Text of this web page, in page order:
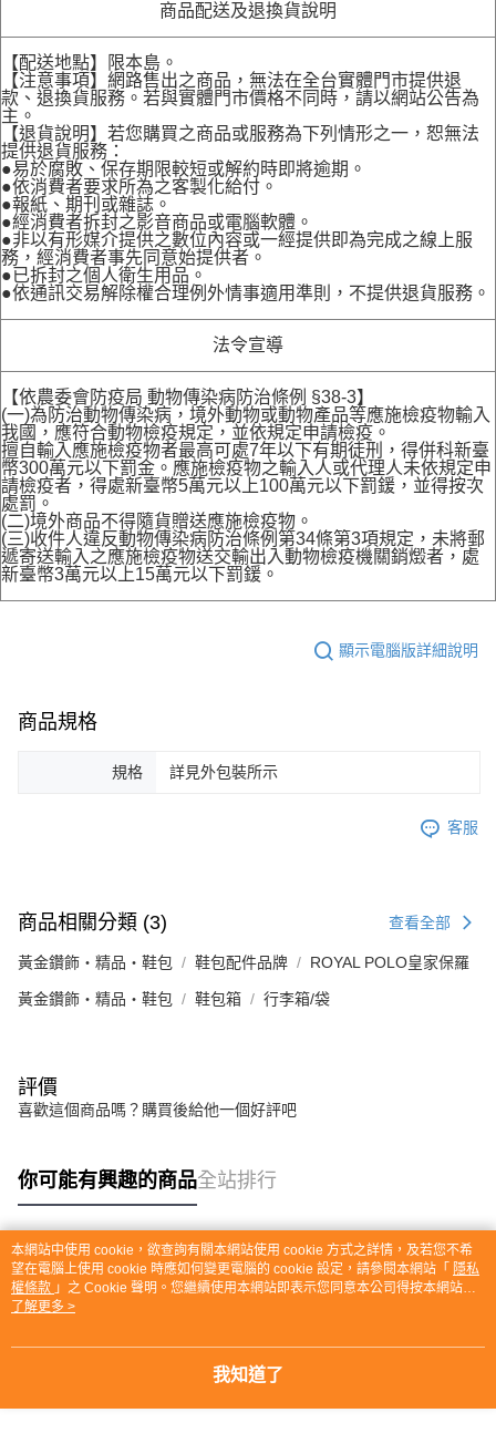
商品配送及退換貨說明
【配送地點】限本島。
【注意事項】網路售出之商品，無法在全台實體門市提供退
款、退換貨服務。若與實體門市價格不同時，請以網站公告為
主。
【退貨說明】若您購買之商品或服務為下列情形之一，恕無法
提供退貨服務：
●易於腐敗、保存期限較短或解約時即將逾期。
●依消費者要求所為之客製化給付。
●報紙、期刊或雜誌。
●經消費者拆封之影音商品或電腦軟體。
●非以有形媒介提供之數位內容或一經提供即為完成之線上服
務，經消費者事先同意始提供者。
●已拆封之個人衛生用品。
●依通訊交易解除權合理例外情事適用準則，不提供退貨服務。
法令宣導
【依農委會防疫局 動物傳染病防治條例 §38-3】
(一)為防治動物傳染病，境外動物或動物產品等應施檢疫物輸入
我國，應符合動物檢疫規定，並依規定申請檢疫。
擅自輸入應施檢疫物者最高可處7年以下有期徒刑，得併科新臺
幣300萬元以下罰金。應施檢疫物之輸入人或代理人未依規定申
請檢疫者，得處新臺幣5萬元以上100萬元以下罰鍰，並得按次
處罰。
(二)境外商品不得隨貨贈送應施檢疫物。
(三)收件人違反動物傳染病防治條例第34條第3項規定，未將郵
遞寄送輸入之應施檢疫物送交輸出入動物檢疫機關銷燬者，處
新臺幣3萬元以上15萬元以下罰鍰。
顯示電腦版詳細說明
商品規格
規格 詳見外包裝所示
客服
商品相關分類 (3) 查看全部
黃金鑽飾・精品・鞋包 鞋包配件品牌 ROYAL POLO皇家保羅
黃金鑽飾・精品・鞋包 鞋包箱 行李箱/袋
評價
喜歡這個商品嗎？購買後給他一個好評吧
你可能有興趣的商品全站排行
熱門標籤
本網站中使用 cookie，欲查詢有關本網站使用 cookie 方式之詳情，及若您不希
望在電腦上使用 cookie 時應如何變更電腦的 cookie 設定，請參閱本網站「 隱私
權條款 」之 Cookie 聲明。您繼續使用本網站即表示您同意本公司得按本網站使
用條款之 Cookie 聲明使用 cookie。
了解更多 >
我知道了